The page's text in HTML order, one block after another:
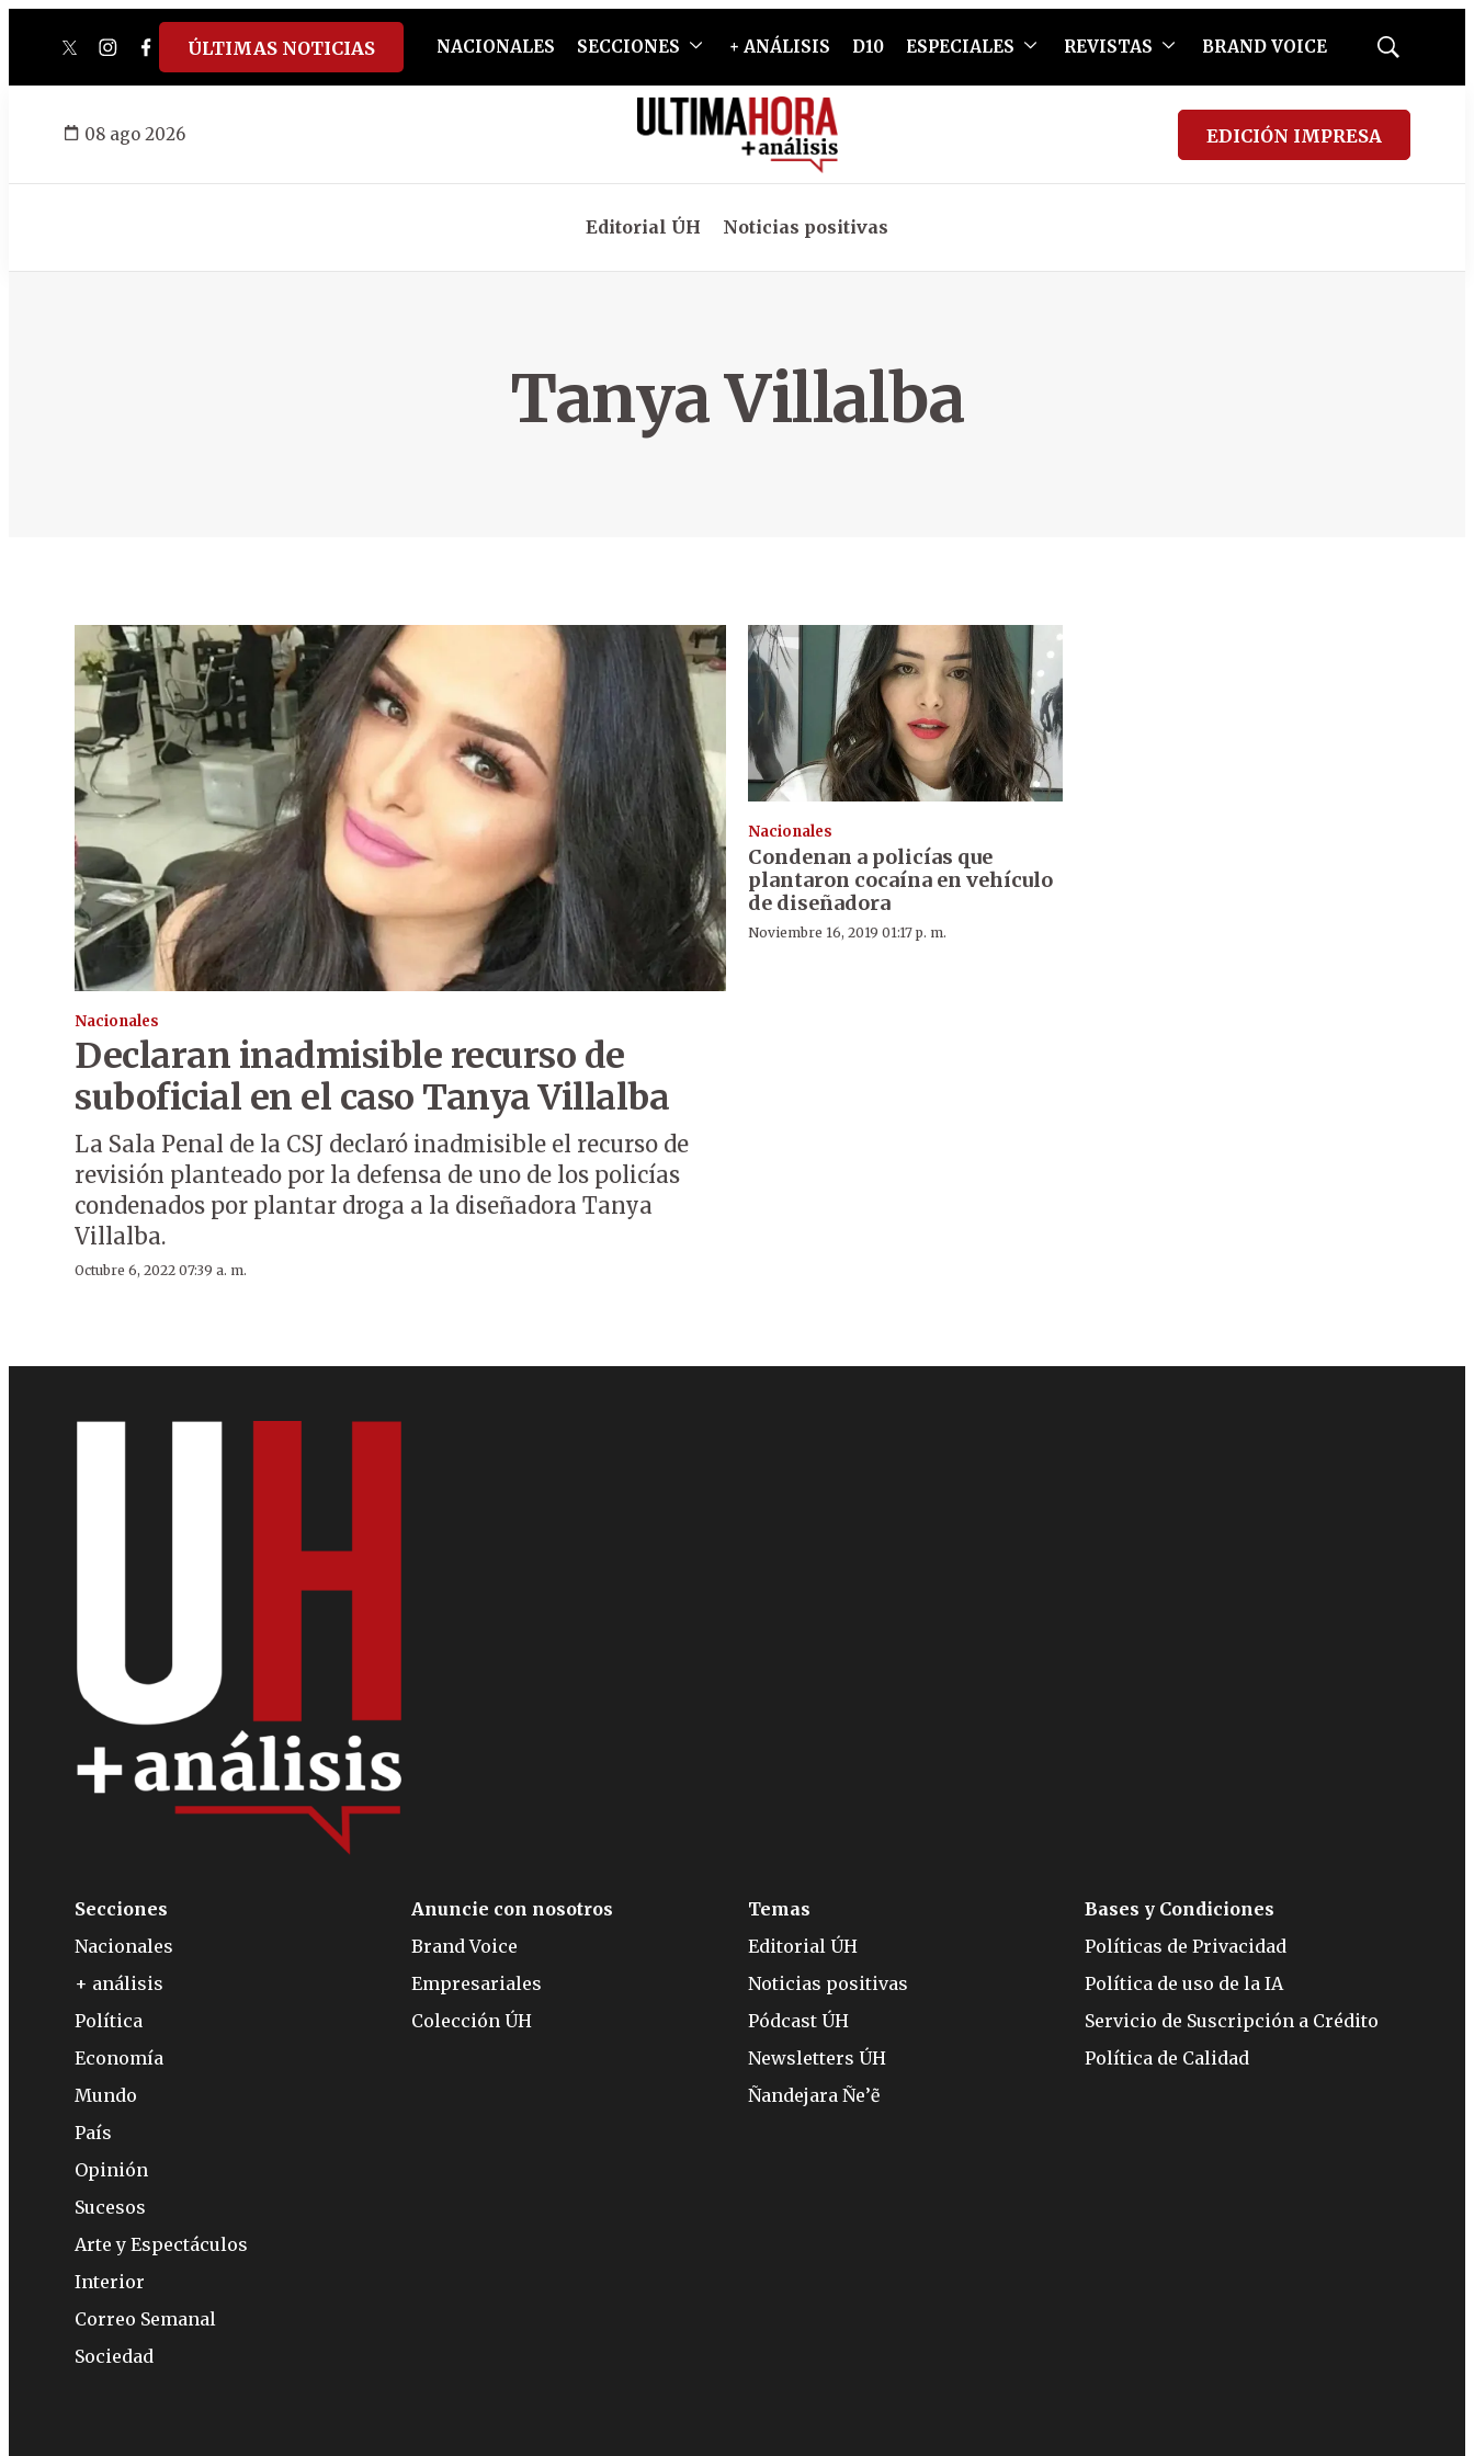
twitterinstagram
facebook
tiktokyoutube
spotify
ÚLTIMAS NOTICIAS NACIONALES SECCIONES + ANÁLISIS D10 ESPECIALES REVISTAS BRAND VOICE
Mostrar
08 ago 2026 EDICIÓN IMPRESA
Editorial ÚH Noticias positivas
Tanya Villalba
Nacionales
Declaran inadmisible recurso de
suboficial en el caso Tanya Villalba
La Sala Penal de la CSJ declaró inadmisible el recurso de
revisión planteado por la defensa de uno de los policías
condenados por plantar droga a la diseñadora Tanya
Villalba.
Octubre 6, 2022 07:39 a. m.
Nacionales
Condenan a policías que
plantaron cocaína en vehículo
de diseñadora
Noviembre 16, 2019 01:17 p. m.
Secciones
Nacionales
+ análisis
Política
Economía
Mundo
País
Opinión
Sucesos
Arte y Espectáculos
Interior
Correo Semanal
Sociedad
Anuncie con nosotros
Brand Voice
Empresariales
Colección ÚH
Temas
Editorial ÚH
Noticias positivas
Pódcast ÚH
Newsletters ÚH
Ñandejara Ñe’ẽ
Bases y Condiciones
Políticas de Privacidad
Política de uso de la IA
Servicio de Suscripción a Crédito
Política de Calidad